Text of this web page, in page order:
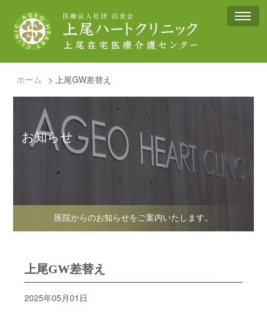
ホーム > 上尾GW差替え
お知らせ
医院からのお知らせをご案内いたします。
上尾GW差替え
2025年05月01日